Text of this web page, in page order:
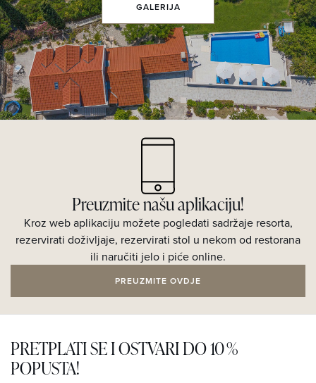
GALERIJA
Preuzmite našu aplikaciju!
Kroz web aplikaciju možete pogledati sadržaje resorta,
rezervirati doživljaje, rezervirati stol u nekom od restorana
ili naručiti jelo i piće online.
PREUZMITE OVDJE
PRETPLATI SE I OSTVARI DO 10 %
POPUSTA!